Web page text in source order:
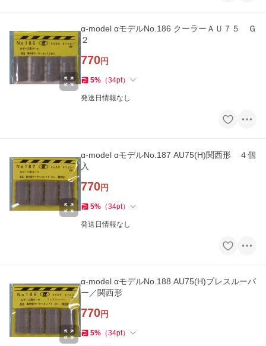
α-model αモデルNo.186 クーラーＡＵ７５ Ｇ
２
770円
5% （34pt）
発送日情報なし
α-model αモデルNo.187 AU75(H)関西形 ４個
入
770円
5% （34pt）
発送日情報なし
α-model αモデルNo.188 AU75(H)プレスルーバ
ー／関西形
770円
5% （34pt）